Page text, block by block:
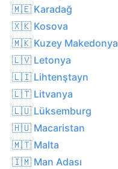
🇲🇪 Karadağ
🇽🇰 Kosova
🇲🇰 Kuzey Makedonya
🇱🇻 Letonya
🇱🇮 Lihtenştayn
🇱🇹 Litvanya
🇱🇺 Lüksemburg
🇭🇺 Macaristan
🇲🇹 Malta
🇮🇲 Man Adası